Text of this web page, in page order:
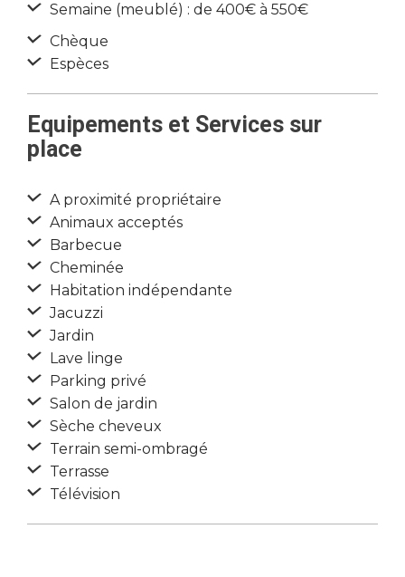
Semaine (meublé) : de 400€ à 550€
Chèque
Espèces
Equipements et Services sur
place
A proximité propriétaire
Animaux acceptés
Barbecue
Cheminée
Habitation indépendante
Jacuzzi
Jardin
Lave linge
Parking privé
Salon de jardin
Sèche cheveux
Terrain semi-ombragé
Terrasse
Télévision